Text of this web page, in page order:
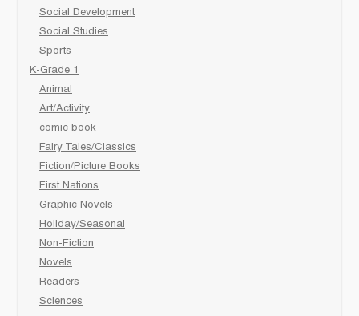
Social Development
Social Studies
Sports
K-Grade 1
Animal
Art/Activity
comic book
Fairy Tales/Classics
Fiction/Picture Books
First Nations
Graphic Novels
Holiday/Seasonal
Non-Fiction
Novels
Readers
Sciences